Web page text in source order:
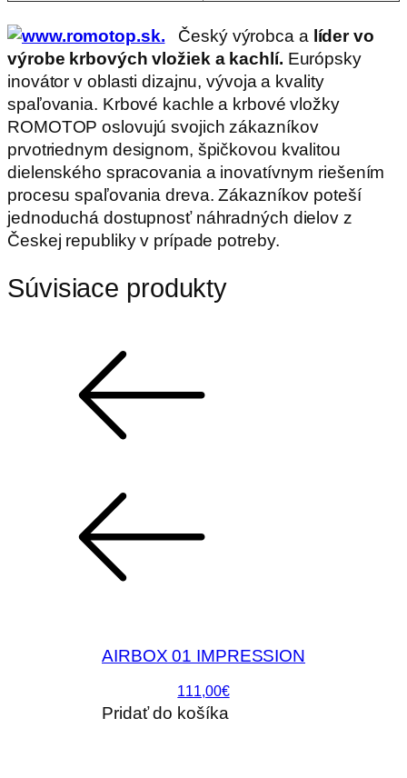
Český výrobca a líder vo
výrobe krbových vložiek a kachlí. Európsky
inovátor v oblasti dizajnu, vývoja a kvality
spaľovania. Krbové kachle a krbové vložky
ROMOTOP oslovujú svojich zákazníkov
prvotriednym designom, špičkovou kvalitou
dielenského spracovania a inovatívnym riešením
procesu spaľovania dreva. Zákazníkov poteší
jednoduchá dostupnosť náhradných dielov z
Českej republiky v prípade potreby.
Súvisiace produkty
AIRBOX 01 IMPRESSION
111,00€
Pridať do košíka